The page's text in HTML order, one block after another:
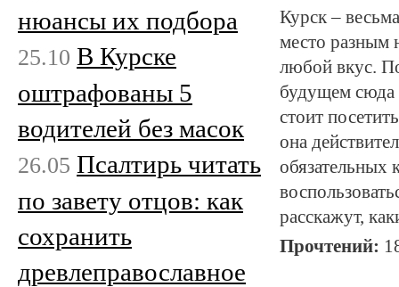
Курск –
место разным
любой вкус.
будущем сюда
стоит
она
расскажут,
Прочтений:
нюансы их подбора
25.10 В Курске
оштрафованы 5
водителей без масок
26.05 Псалтирь читать
по завету отцов: как
сохранить
древлеправославное